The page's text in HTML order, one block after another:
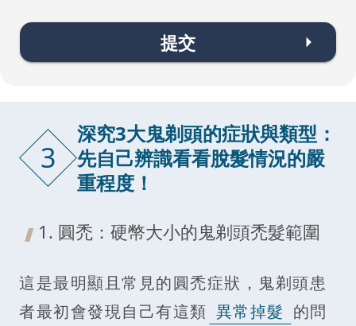
提交
3
深究3大鬼剃頭的症狀與類型：
先自己辨識看看脫髮情況的嚴
重程度！
1. 圓禿：硬幣大小的鬼剃頭禿髮範圍
這是最明顯且常見的圓禿症狀，鬼剃頭患
者最初會發現自己有這類 異常掉髮 的問